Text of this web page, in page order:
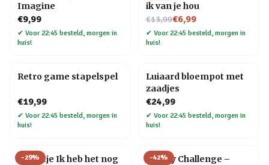
Imagine
€9,99
✔ Voor 22:45 besteld, morgen in
huis!
ik van je hou
€13,99
Nu voor€6,99
✔ Voor 22:45 besteld, morgen in
huis!
Retro game stapelspel
€19,99
✔ Voor 22:45 besteld, morgen in
huis!
Luiaard bloempot met
zaadjes
€24,99
✔ Voor 22:45 besteld, morgen in
huis!
-29%
Tegeltje Ik heb het nog
-42%
30 Day Challenge –